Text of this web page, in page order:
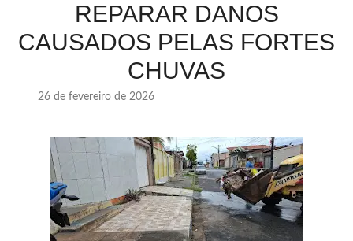
REPARAR DANOS
CAUSADOS PELAS FORTES
CHUVAS
26 de fevereiro de 2026